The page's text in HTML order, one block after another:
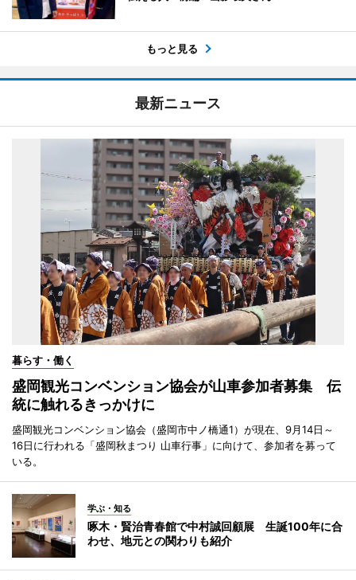
もっと見る
最新ニュース
暮らす・働く
盛岡観光コンベンション協会が山車参加者募集 伝
統に触れるきっかけに
盛岡観光コンベンション協会（盛岡市中ノ橋通1）が現在、9月14日～
16日に行われる「盛岡秋まつり 山車行事」に向けて、参加者を募って
いる。
学ぶ・知る
啄木・賢治青春館で中村誠回顧展 生誕100年に合
わせ、地元との関わりも紹介